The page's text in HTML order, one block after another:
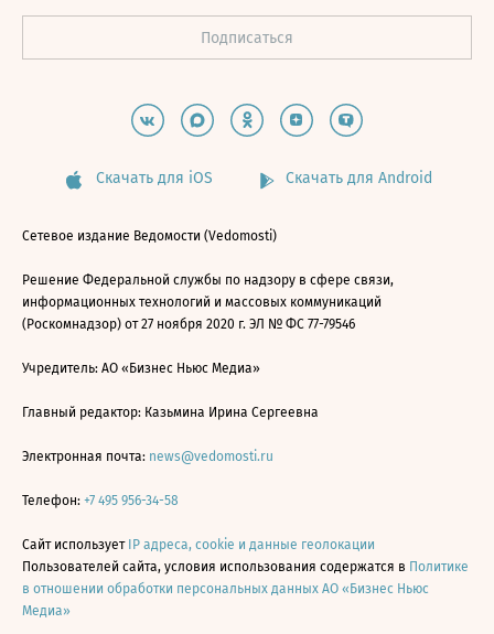
Скачать для iOS Скачать для Android
Сетевое издание Ведомости (Vedomosti)
Решение Федеральной службы по надзору в сфере связи,
информационных технологий и массовых коммуникаций
(Роскомнадзор) от 27 ноября 2020 г. ЭЛ № ФС 77-79546
Учредитель: АО «Бизнес Ньюс Медиа»
Главный редактор: Казьмина Ирина Сергеевна
Электронная почта: news@vedomosti.ru
Телефон: +7 495 956-34-58
Сайт использует IP адреса, cookie и данные геолокации
Пользователей сайта, условия использования содержатся в Политике
в отношении обработки персональных данных АО «Бизнес Ньюс
Медиа»